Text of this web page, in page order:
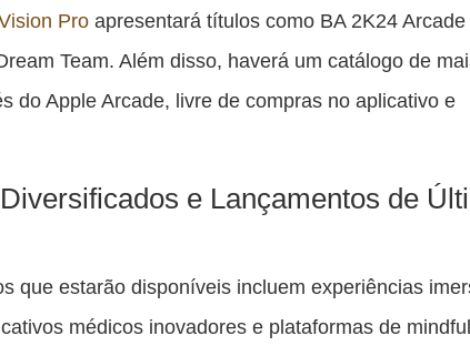
Pro apresentará títulos como BA 2K24 Arcade
Team. Além disso, haverá um catálogo de
do Apple Arcade, livre de compras no aplicativo e
e Lançamentos de
que estarão disponíveis incluem experiências
médicos inovadores e plataformas de